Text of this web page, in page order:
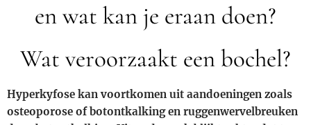
en wat kan je eraan doen?
Wat veroorzaakt een bochel?
Hyperkyfose kan voortkomen uit aandoeningen zoals
osteoporose of botontkalking en ruggenwervelbreuken